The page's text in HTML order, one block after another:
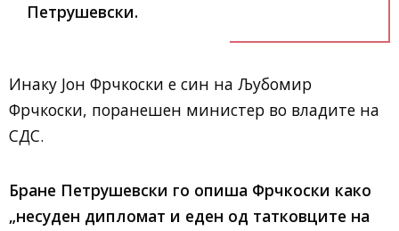
Петрушевски.
Инаку Јон Фрчкоски е син на Љубомир
Фрчкоски, поранешен министер во владите на
СДС.
Бране Петрушевски го опиша Фрчкоски како
„несуден дипломат и еден од татковците на